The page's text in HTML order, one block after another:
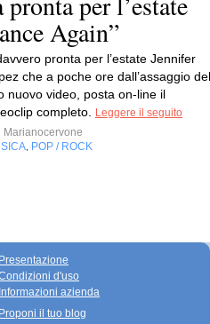
Again”
pronta per l’estate Jennifer
che a poche ore dall’assaggio del
nuovo video, posta on-line il
completo.
Leggere il seguito
Marianocervone
POP / ROCK
Presentazione
d'uso
Informazioni azienda
Proponi il tuo blog